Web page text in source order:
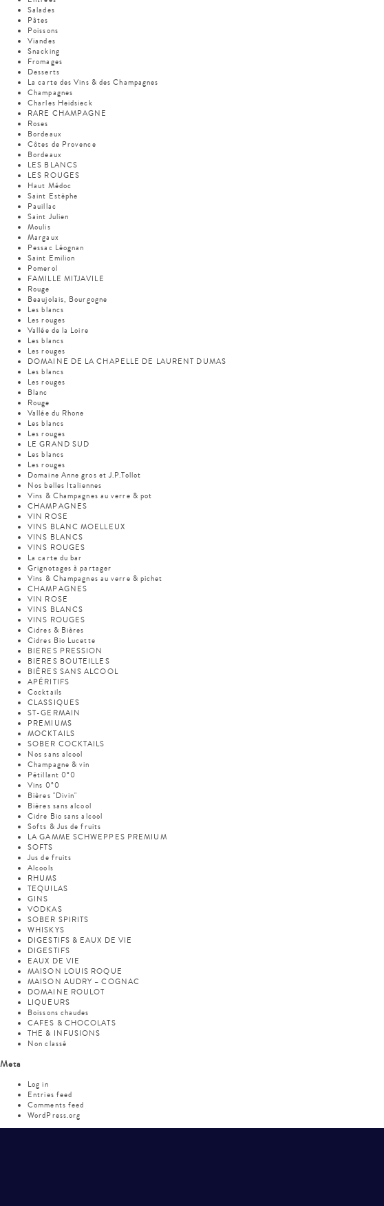
Salades
Pâtes
Poissons
Viandes
Snacking
Fromages
Desserts
La carte des Vins & des Champagnes
Champagnes
Charles Heidsieck
RARE CHAMPAGNE
Roses
Bordeaux
Côtes de Provence
Bordeaux
LES BLANCS
LES ROUGES
Haut Médoc
Saint Estèphe
Pauillac
Saint Julien
Moulis
Margaux
Pessac Léognan
Saint Emilion
Pomerol
FAMILLE MITJAVILE
Rouge
Beaujolais, Bourgogne
Les blancs
Les rouges
Vallée de la Loire
Les blancs
Les rouges
DOMAINE DE LA CHAPELLE DE LAURENT DUMAS
Les blancs
Les rouges
Blanc
Rouge
Vallée du Rhone
Les blancs
Les rouges
LE GRAND SUD
Les blancs
Les rouges
Domaine Anne gros et J.P.Tollot
Nos belles Italiennes
Vins & Champagnes au verre & pot
CHAMPAGNES
VIN ROSE
VINS BLANC MOELLEUX
VINS BLANCS
VINS ROUGES
La carte du bar
Grignotages à partager
Vins & Champagnes au verre & pichet
CHAMPAGNES
VIN ROSE
VINS BLANCS
VINS ROUGES
Cidres & Bières
Cidres Bio Lucette
BIERES PRESSION
BIERES BOUTEILLES
BIÈRES SANS ALCOOL
APÉRITIFS
Cocktails
CLASSIQUES
ST-GERMAIN
PREMIUMS
MOCKTAILS
SOBER COCKTAILS
Nos sans alcool
Champagne & vin
Pétillant 0°0
Vins 0°0
Bières "Divin"
Bières sans alcool
Cidre Bio sans alcool
Softs & Jus de fruits
LA GAMME SCHWEPPES PREMIUM
SOFTS
Jus de fruits
Alcools
RHUMS
TEQUILAS
GINS
VODKAS
SOBER SPIRITS
WHISKYS
DIGESTIFS & EAUX DE VIE
DIGESTIFS
EAUX DE VIE
MAISON LOUIS ROQUE
MAISON AUDRY – COGNAC
DOMAINE ROULOT
LIQUEURS
Boissons chaudes
CAFES & CHOCOLATS
THE & INFUSIONS
Non classé
Meta
Log in
Entries feed
Comments feed
WordPress.org